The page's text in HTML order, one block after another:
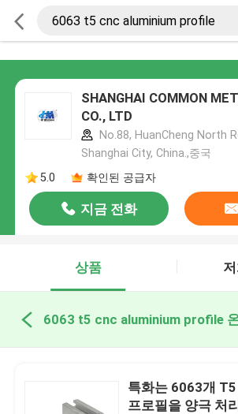
SHANGHAI COMMON
CO., LTD
No.88, HuanCheng North
Shanghai City, China.,중국
5.0
확인된 공급자
지금 전화
상품
6063 t5 cnc aluminium profile
특화는 6063개
프로필을 양극 처